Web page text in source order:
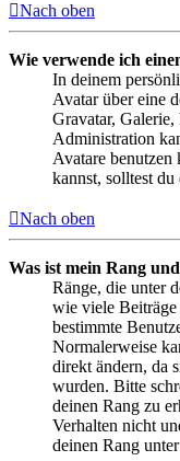
Nach oben
Wie verwende ich
In deinem
Avatar über eine
Gravatar,
Administration
Avatare benutzen
kannst, solltest
Nach oben
Was ist mein Rang
Ränge, die unter
wie viele Beiträge
bestimmte
Normalerweise
direkt ändern, da
wurden. Bitte
deinen Rang zu
Verhalten nicht
deinen Rang